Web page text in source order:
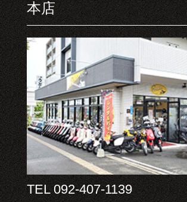
本店
TEL 092-407-1139